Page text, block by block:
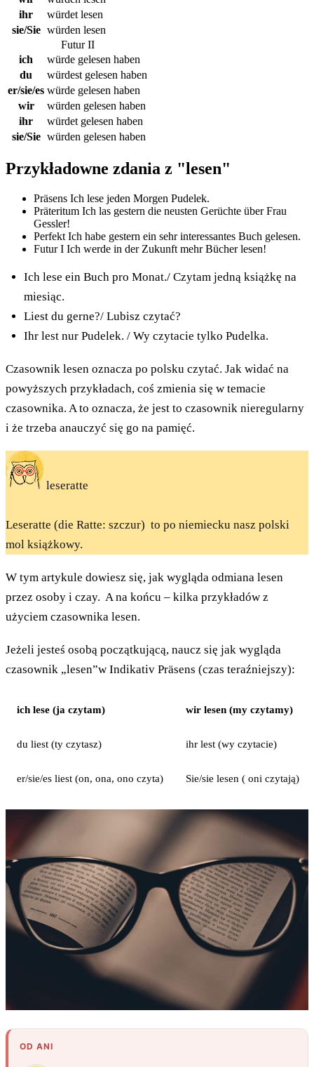
ihr
würdet lesen
sie/Sie würden lesen
Futur II
ich
würde gelesen haben
du
würdest gelesen haben
er/sie/es würde gelesen haben
wir
würden gelesen haben
ihr
würdet gelesen haben
sie/Sie würden gelesen haben
Przykładowne zdania z "lesen"
Präsens Ich lese jeden Morgen Pudelek.
Präteritum Ich las gestern die neusten Gerüchte über Frau
Gessler!
Perfekt Ich habe gestern ein sehr interessantes Buch gelesen.
Futur I Ich werde in der Zukunft mehr Bücher lesen!
Ich lese ein Buch pro Monat./ Czytam jedną książkę na
miesiąc.
Liest du gerne?/ Lubisz czytać?
Ihr lest nur Pudelek. / Wy czytacie tylko Pudelka.
Czasownik lesen oznacza po polsku czytać. Jak widać na
powyższych przykładach, coś zmienia się w temacie
czasownika. A to oznacza, że jest to czasownik nieregularny
i że trzeba anauczyć się go na pamięć.
leseratte
Leseratte (die Ratte: szczur) to po niemiecku nasz polski
mol książkowy.
W tym artykule dowiesz się, jak wygląda odmiana lesen
przez osoby i czay. A na końcu – kilka przykładów z
użyciem czasownika lesen.
Jeżeli jesteś osobą początkującą, naucz się jak wygląda
czasownik „lesen”w Indikativ Präsens (czas teraźniejszy):
ich lese (ja czytam) wir lesen (my czytamy)
du liest (ty czytasz) ihr lest (wy czytacie)
er/sie/es liest (on, ona, ono czyta) Sie/sie lesen ( oni czytają)